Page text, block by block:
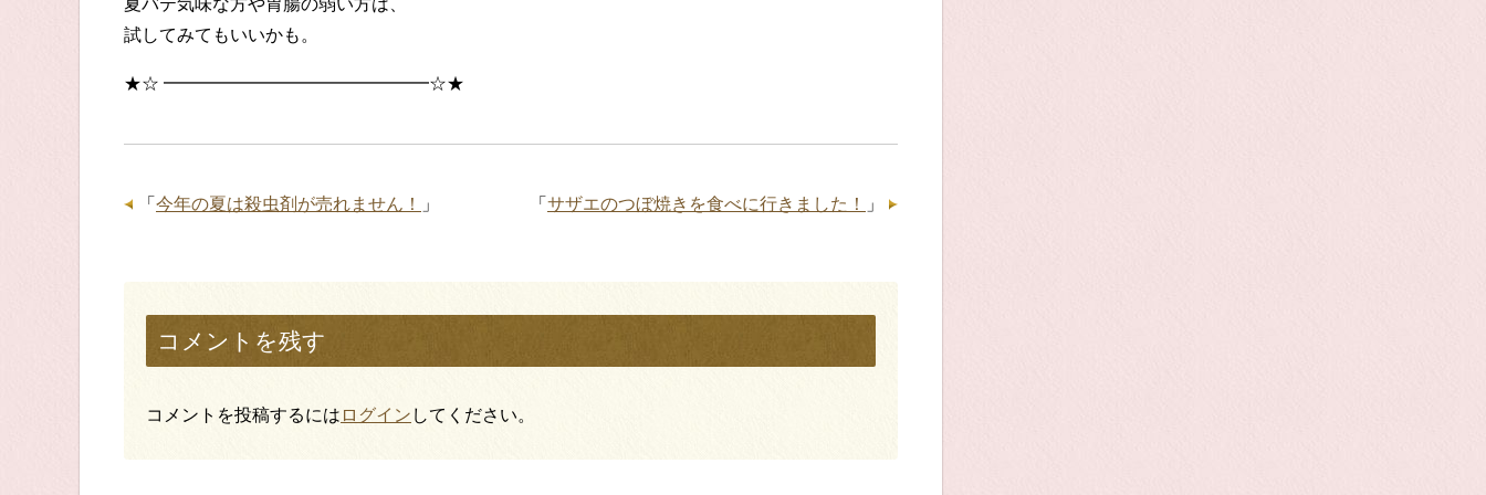
試してみてもいいかも。
★☆ ━━━━━━━━━━━━━━━☆★
「 サザエのつぼ焼きを食べに行きました！ 」
「 今年の夏は殺虫剤が売れません！ 」
コメントを残す
コメントを投稿するには ログイン してください。